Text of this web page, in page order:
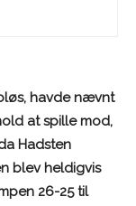
havde nævnt
at spille mod,
Hadsten
blev heldigvis
26-25 til